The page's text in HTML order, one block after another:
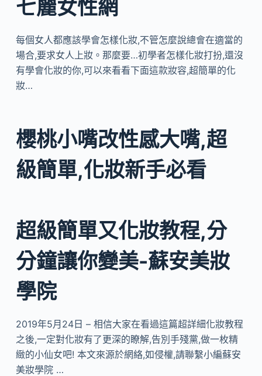
七麗女性網
每個女人都應該學會怎樣化妝,不管怎麼說總會在適當的
場合,要求女人上妝。那麼要…初學者怎樣化妝打扮,還沒
有學會化妝的你,可以來看看下面這款妝容,超簡單的化
妝…
櫻桃小嘴改性感大嘴,超
級簡單,化妝新手必看
超級簡單又化妝教程,分
分鐘讓你變美-蘇安美妝
學院
2019年5月24日 – 相信大家在看過這篇超詳細化妝教程
之後,一定對化妝有了更深的瞭解,告別手殘黨,做一枚精
緻的小仙女吧! 本文來源於網絡,如侵權,請聯繫小編蘇安
美妝學院 …